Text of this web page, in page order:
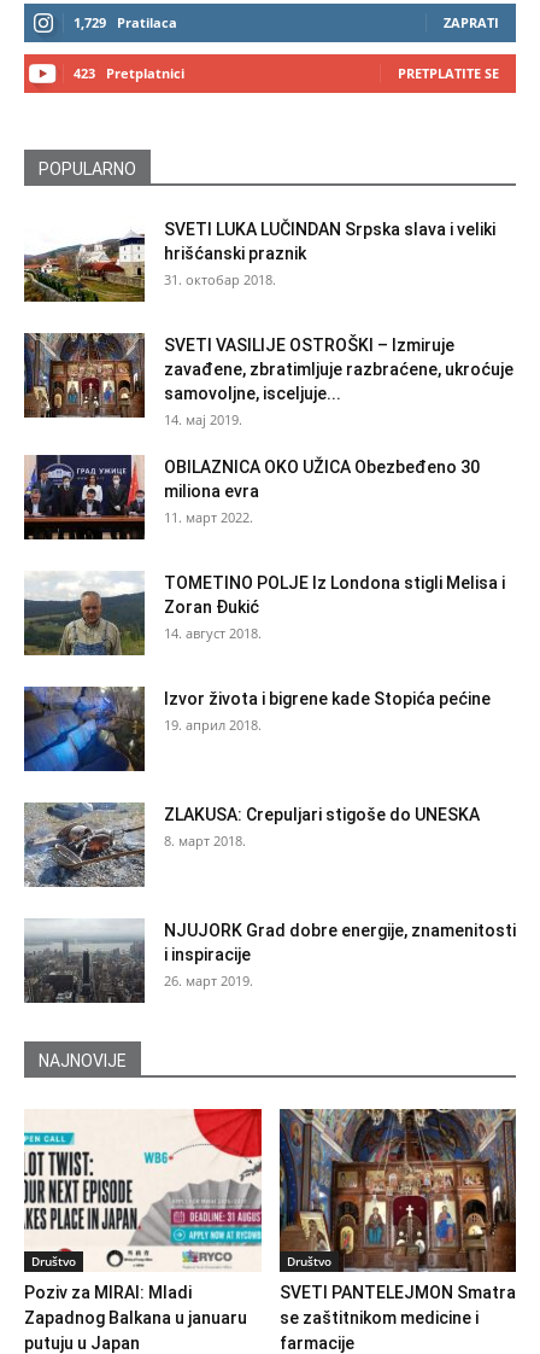
1,729 Pratilaca ZAPRATI
423 Pretplatnici PRETPLATITE SE
POPULARNO
SVETI LUKA LUČINDAN Srpska slava i veliki
hrišćanski praznik
31. октобар 2018.
SVETI VASILIJE OSTROŠKI – Izmiruje
zavađene, zbratimljuje razbraćene, ukroćuje
samovoljne, isceljuje...
14. мај 2019.
OBILAZNICA OKO UŽICA Obezbeđeno 30
miliona evra
11. март 2022.
TOMETINO POLJE Iz Londona stigli Melisa i
Zoran Đukić
14. август 2018.
Izvor života i bigrene kade Stopića pećine
19. април 2018.
ZLAKUSA: Crepuljari stigoše do UNESKA
8. март 2018.
NJUJORK Grad dobre energije, znamenitosti
i inspiracije
26. март 2019.
NAJNOVIJE
Društvo
Poziv za MIRAI: Mladi
Zapadnog Balkana u januaru
putuju u Japan
Društvo
SVETI PANTELEJMON Smatra
se zaštitnikom medicine i
farmacije